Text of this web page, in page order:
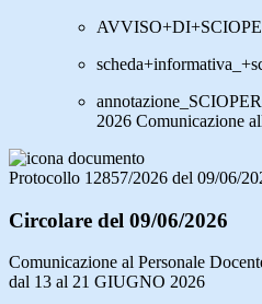
2026 Comunicazione
Protocollo 12857/2026 del 09/06/
Circolare del 09/06/2026
Comunicazione al Personale
dal 13 al 21 GIUGNO 2026